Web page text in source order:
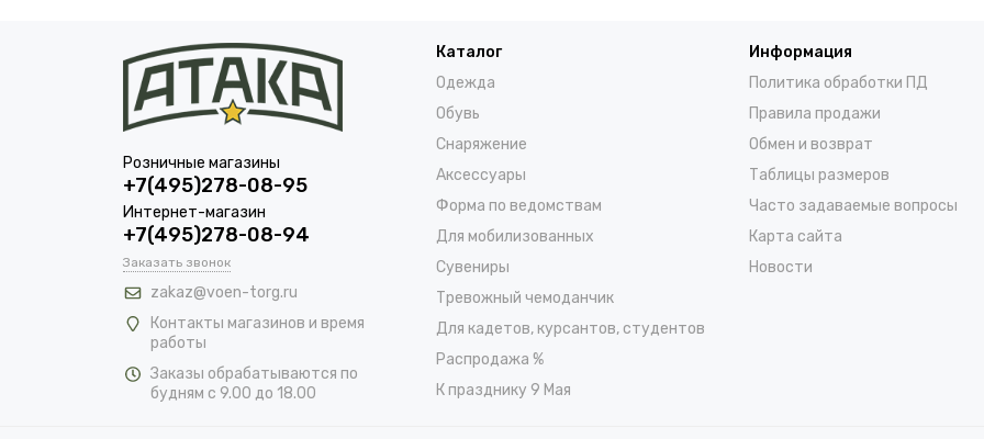
Розничные магазины
+7(495)278-08-95
Интернет-магазин
+7(495)278-08-94
Заказать звонок
zakaz@voen-torg.ru
Контакты магазинов и время
работы
Заказы обрабатываются по
будням с 9.00 до 18.00
Каталог
Одежда
Обувь
Снаряжение
Аксессуары
Форма по ведомствам
Для мобилизованных
Сувениры
Тревожный чемоданчик
Для кадетов, курсантов, студентов
Распродажа %
К празднику 9 Мая
Информация
Политика обработки ПД
Правила продажи
Обмен и возврат
Таблицы размеров
Часто задаваемые вопросы
Карта сайта
Новости